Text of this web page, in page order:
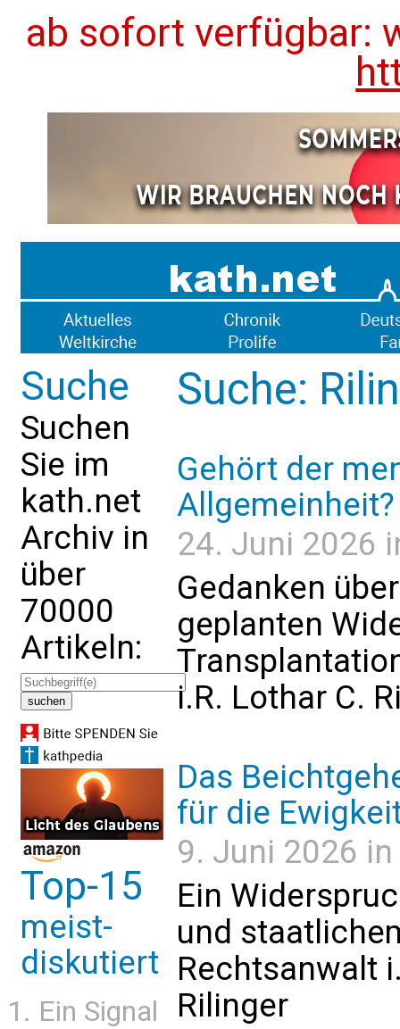
ab sofort verfügbar:
Suche
Suchen
Sie im
kath.net
Archiv in
über
70000
Artikeln:
Top-15
meist-
diskutiert
Ein Signal
Suche:
Gehört der
Allgemeinheit?
24. Juni 2026
Gedanken
geplanten
i.R. Lothar C.
Das
für die
9. Juni 2026
Ein
und
Rechtsanwalt
Rilinger